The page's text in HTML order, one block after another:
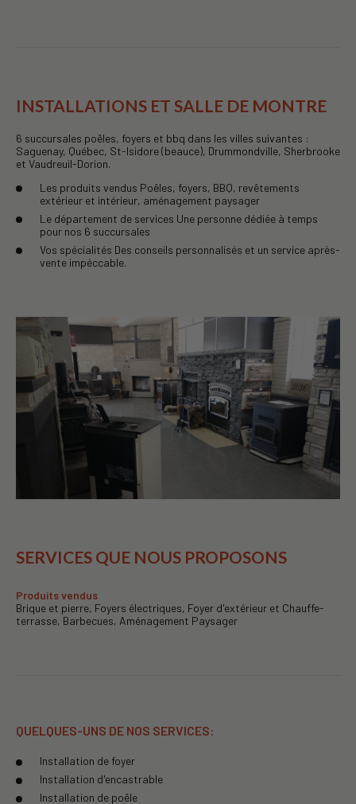
INSTALLATIONS ET SALLE DE MONTRE
6 succursales poêles, foyers et bbq dans les villes suivantes :
Saguenay, Québec, St-Isidore (beauce), Drummondville, Sherbrooke
et Vaudreuil-Dorion.
Les produits vendus Poêles, foyers, BBQ, revêtements
extérieur et intérieur, aménagement paysager
Le département de services Une personne dédiée à temps
pour nos 6 succursales
Vos spécialités Des conseils personnalisés et un service après-
vente impéccable.
SERVICES QUE NOUS PROPOSONS
Produits vendus
Brique et pierre, Foyers électriques, Foyer d'extérieur et Chauffe-
terrasse, Barbecues, Aménagement Paysager
QUELQUES-UNS DE NOS SERVICES:
Installation de foyer
Installation d'encastrable
Installation de poêle